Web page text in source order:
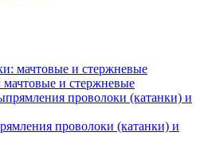
и стержневые
проволоки (катанки) и